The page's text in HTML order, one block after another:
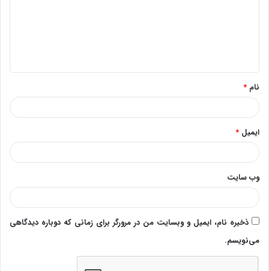
*
نام *
ایمیل *
وب‌ سایت
ذخیره نام، ایمیل و وبسایت من در مرورگر برای زمانی که دوباره دیدگاهی
می‌نویسم.